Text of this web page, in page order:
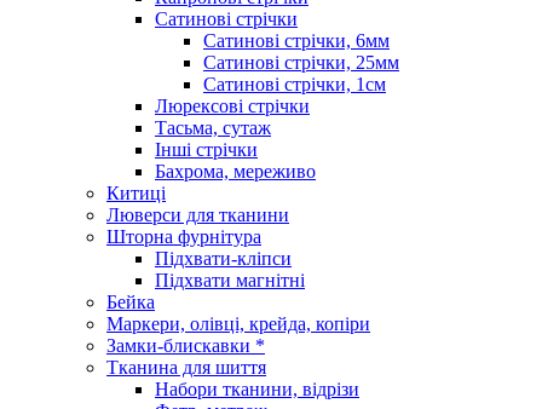
Сатинові стрічки
Сатинові стрічки, 6мм
Сатинові стрічки, 25мм
Сатинові стрічки, 1см
Люрексові стрічки
Тасьма, сутаж
Інші стрічки
Бахрома, мереживо
Китиці
Люверси для тканини
Шторна фурнітура
Підхвати-кліпси
Підхвати магнітні
Бейка
Маркери, олівці, крейда, копіри
Замки-блискавки *
Тканина для шиття
Набори тканини, відрізи